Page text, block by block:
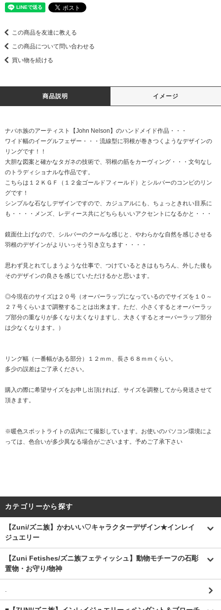
この商品を友達に教える
この商品について問い合わせる
買い物を続ける
商品説明 イメージ
ナバホ族のアーティスト【John Nelson】のハンドメイド作品・・・
ワイド幅のイーグルフェザー・・・流線型に羽根が巻きつくようなデザインの
リングです！！
大胆な図案と確かなタガネの技術で、羽根の筋をカーヴィング・・・文句なし
のトラディショナルな作品です。
こちらは１２ＫＧＦ（１２金ゴールドフィールド）とシルバーのコンビのリン
グです！
シンプルな石なしデザインですので、カジュアルにも、ちょっときれい目系に
も・・・・メンズ、レディース共にどちらもいいアクセントになるかと・・・
鏡面仕上げなので、シルバーのクールな感じと、やわらかな自然を感じさせる
羽根のデザインがよりいっそう引き立ちます・・・・
思わず見とれてしまうような仕事で、つけているときはもちろん、外した後も
そのデザインの良さを感じていただけるかと思います。
◎今現在のサイズは２０号（オーバーラップになっているのでサイズを１０～
２７号くらいまで調整することは出来ます。ただ、小さくするとオーバーラッ
プ部分の重なりが多くなり太くなりますし、大きくするとオーバーラップ部分
は少なくなります。）
リング幅（一番幅がある部分）１２ｍｍ、長さ６８ｍｍくらい。
多少の誤差はご了承ください。
購入の際に希望サイズをお申し出頂ければ、サイズを調整してから発送させて
頂きます。
※暖色スポットライトの店内にて撮影しています。お使いのパソコン環境によ
っては、色合いが多少異なる場合がございます。予めご了承下さい
カテゴリーから探す
【Zuni/ズニ族】かわいい♡キャラクターデザイン★インレイ
ジュエリー
【Zuni Fetishes/ズニ族フェティッシュ】動物モチーフの石彫
置物・お守り/物神
.